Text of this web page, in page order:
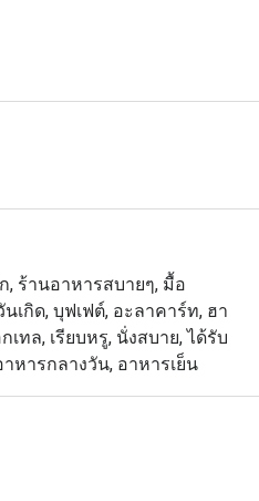
มจากห้องอาหารจีน เฟยยา
จากซีฟู้ดสเตชั่น เสิร์ฟบนน้ำ
หม่ พร้อมซอสที่หลากหลาย
นอร์ ทั้งซี่โครงเนื้อ
ซลมอนเวลลิงตัน (Salmon en
ว
เฟต์อาหารไทยท้องถิ่นขึ้นชื่อ
าหมึก บาร์บีคิว และน้ำจิ้มซีฟู้
ให้คุณเลือกรับประทาน ใน
กคลาสสิก เชฟนำเสนอเมนู
, ร้านอาหารสบายๆ, มื้อ
เกิด, บุฟเฟต์, อะลาคาร์ท, ฮา
เทล, เรียบหรู, นั่งสบาย, ได้รับ
หารกลางวัน, อาหารเย็น